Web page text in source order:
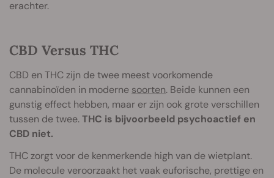
erachter.
CBD Versus THC
CBD en THC zijn de twee meest voorkomende
cannabinoïden in moderne soorten. Beide kunnen een
gunstig effect hebben, maar er zijn ook grote verschillen
tussen de twee.THC is bijvoorbeeld psychoactief en
CBD niet.
THC zorgt voor de kenmerkende high van de wietplant.
De molecule veroorzaakt het vaak euforische, prettige en